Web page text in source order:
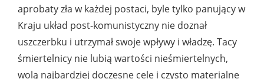
aprobaty zła w każdej postaci, byle tylko panujący w
Kraju układ post-komunistyczny nie doznał
uszczerbku i utrzymał swoje wpływy i władzę. Tacy
śmiertelnicy nie lubią wartości nieśmiertelnych,
wolą najbardziej doczesne cele i czysto materialne